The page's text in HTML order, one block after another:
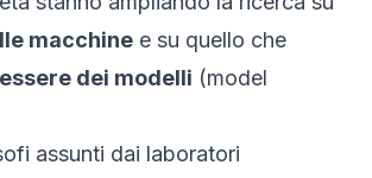
macchine e su quello che
dei modelli (model
assunti dai laboratori